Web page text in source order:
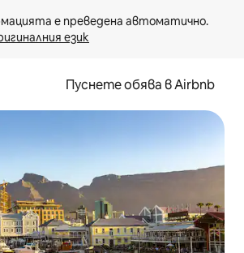
език
Пуснете обява в Airbnb